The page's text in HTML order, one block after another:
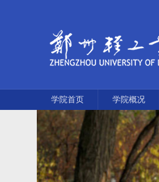
学院首页 学院概况